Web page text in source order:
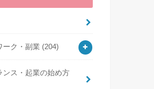
ク・副業 (204)
ス・起業の始め方